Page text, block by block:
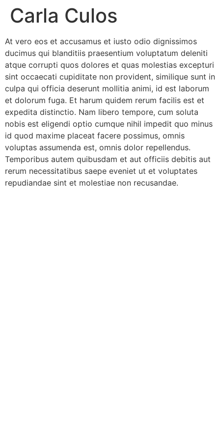
Carla Culos
At vero eos et accusamus et iusto odio dignissimos
ducimus qui blanditiis praesentium voluptatum deleniti
atque corrupti quos dolores et quas molestias excepturi
sint occaecati cupiditate non provident, similique sunt in
culpa qui officia deserunt mollitia animi, id est laborum
et dolorum fuga. Et harum quidem rerum facilis est et
expedita distinctio. Nam libero tempore, cum soluta
nobis est eligendi optio cumque nihil impedit quo minus
id quod maxime placeat facere possimus, omnis
voluptas assumenda est, omnis dolor repellendus.
Temporibus autem quibusdam et aut officiis debitis aut
rerum necessitatibus saepe eveniet ut et voluptates
repudiandae sint et molestiae non recusandae.